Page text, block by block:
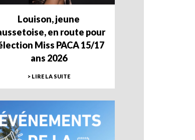
Louison, jeune
en route pour
Miss PACA 15/17
ans 2026
> LIRE LA SUITE